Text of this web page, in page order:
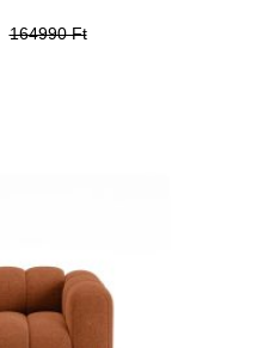
164990 Ft